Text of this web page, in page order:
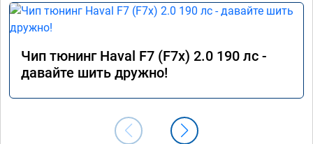
Чип тюнинг Haval F7 (F7x) 2.0 190 лс -
давайте шить дружно!